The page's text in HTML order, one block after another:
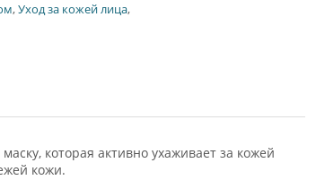
,Уход за кожей лица,
которая активно ухаживает за кожей
кожи.